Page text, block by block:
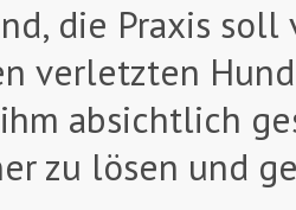
die Praxis
verletzten
absichtlich
zu lösen und